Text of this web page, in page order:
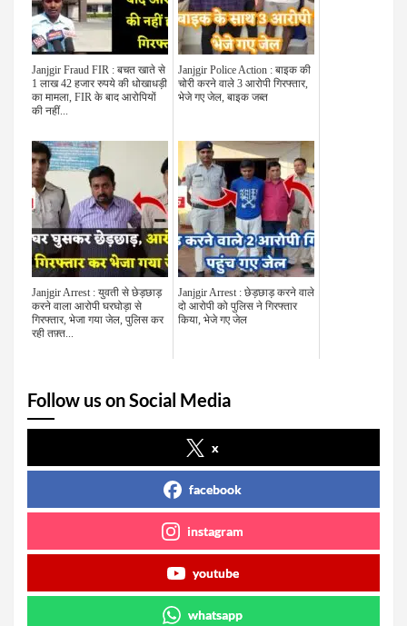
Janjgir Fraud FIR : बचत खाते से
1 लाख 42 हजार रुपये की धोखाधड़ी
का मामला, FIR के बाद आरोपियों
की नहीं...
Janjgir Police Action : बाइक की
चोरी करने वाले 3 आरोपी गिरफ्तार,
भेजे गए जेल, बाइक जब्त
Janjgir Arrest : युवती से छेड़छाड़
करने वाला आरोपी घरघोड़ा से
गिरफ्तार, भेजा गया जेल, पुलिस कर
रही तफ़्त...
Janjgir Arrest : छेड़छाड़ करने वाले
दो आरोपी को पुलिस ने गिरफ्तार
किया, भेजे गए जेल
Follow us on Social Media
x
facebook
instagram
youtube
whatsapp